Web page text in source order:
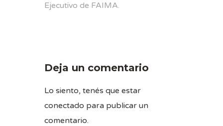
Ejecutivo de FAIMA.
Deja un comentario
Lo siento, tenés que estar
conectado para publicar un
comentario.